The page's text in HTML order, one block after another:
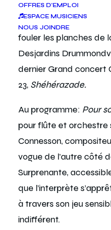
OFFRES D’EMPLOI
ESPACE MUSICIENS
NOUS JOINDRE
Flûte solo à l’OSD
titre de soliste qu’
fouler les planches de
Desjardins
dernier Grand concert
23, Shéhérazade.
Au programme: Pour
pour flûte et orchestre
Connesson,
vogue de l’autre côté
Surprenante,
que l’interprète
à travers son jeu
indifférent.